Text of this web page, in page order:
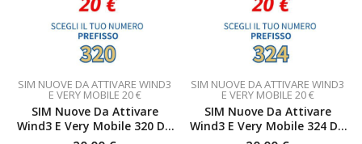
SIM NUOVE DA ATTIVARE WIND3
E VERY MOBILE 20 €
SIM Nuove Da Attivare
Wind3 E Very Mobile 320 Da
20 €
SIM NUOVE DA ATTIVARE WIND3
E VERY MOBILE 20 €
SIM Nuove Da Attivare
Wind3 E Very Mobile 324 Da
20 €